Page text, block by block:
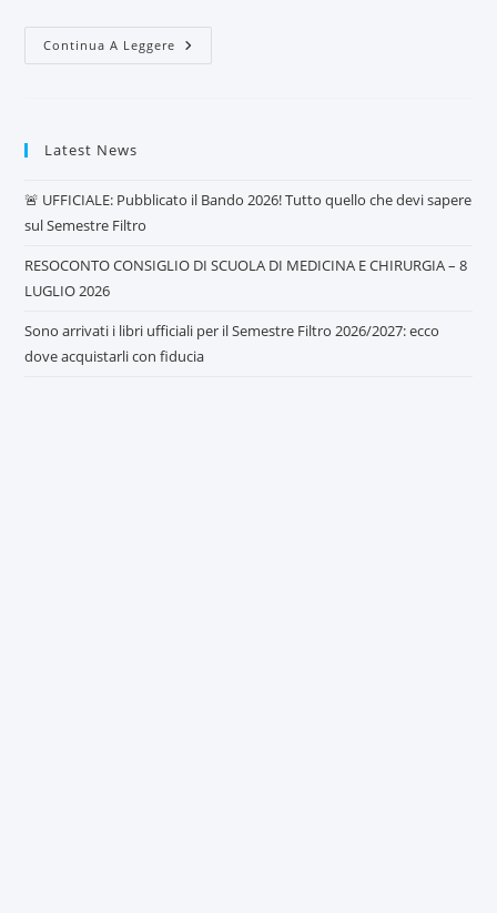
Continua A Leggere
Latest News
🚨 UFFICIALE: Pubblicato il Bando 2026! Tutto quello che devi sapere
sul Semestre Filtro
RESOCONTO CONSIGLIO DI SCUOLA DI MEDICINA E CHIRURGIA – 8
LUGLIO 2026
Sono arrivati i libri ufficiali per il Semestre Filtro 2026/2027: ecco
dove acquistarli con fiducia